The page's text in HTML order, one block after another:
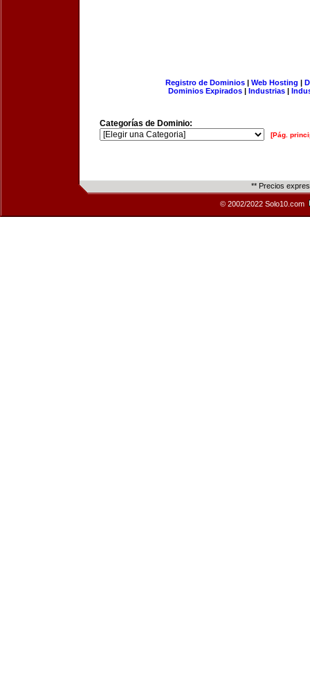
Registro de Dominios| Web Hosting |
Dominios Expirados | Industrias |
Categorías de Dominio:
[Pág.
** Precios
© 2002/2022 Solo10.com